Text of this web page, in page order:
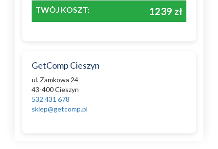
TWÓJ KOSZT: 1239 zł
GetComp Cieszyn
ul. Zamkowa 24
43-400 Cieszyn
532 431 678
sklep@getcomp.pl